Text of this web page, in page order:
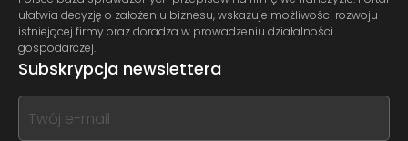
ułatwia decyzję o założeniu biznesu, wskazuje możliwości rozwoju
istniejącej firmy oraz doradza w prowadzeniu działalności
gospodarczej.
Subskrypcja newslettera
If
you